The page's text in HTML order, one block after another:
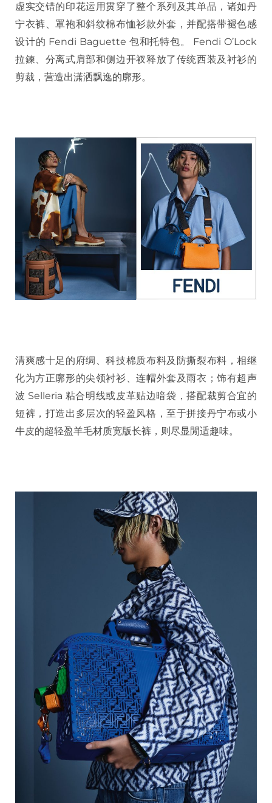
虚实交错的印花运用贯穿了整个系列及其单品，诸如丹
宁衣裤、罩袍和斜纹棉布恤衫款外套，并配搭带褪色感
设计的 Fendi Baguette 包和托特包。 Fendi O’Lock
拉鍊、分离式肩部和侧边开衩释放了传统西装及衬衫的
剪裁，营造出潇洒飘逸的廓形。
清爽感十足的府绸、科技棉质布料及防撕裂布料，相继
化为方正廓形的尖领衬衫、连帽外套及雨衣；饰有超声
波 Selleria 粘合明线或皮革贴边暗袋，搭配裁剪合宜的
短裤，打造出多层次的轻盈风格，至于拼接丹宁布或小
牛皮的超轻盈羊毛材质宽版长裤，则尽显閒适趣味。